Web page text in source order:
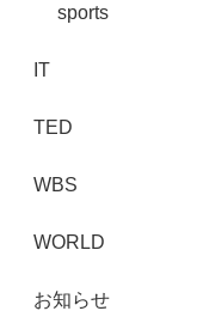
sports
IT
TED
WBS
WORLD
お知らせ